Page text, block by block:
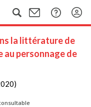
la littérature de
au personnage de